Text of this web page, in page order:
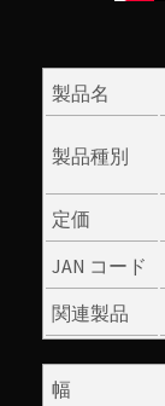
製品名
製品種別
定価
JAN コード
関連製品
幅